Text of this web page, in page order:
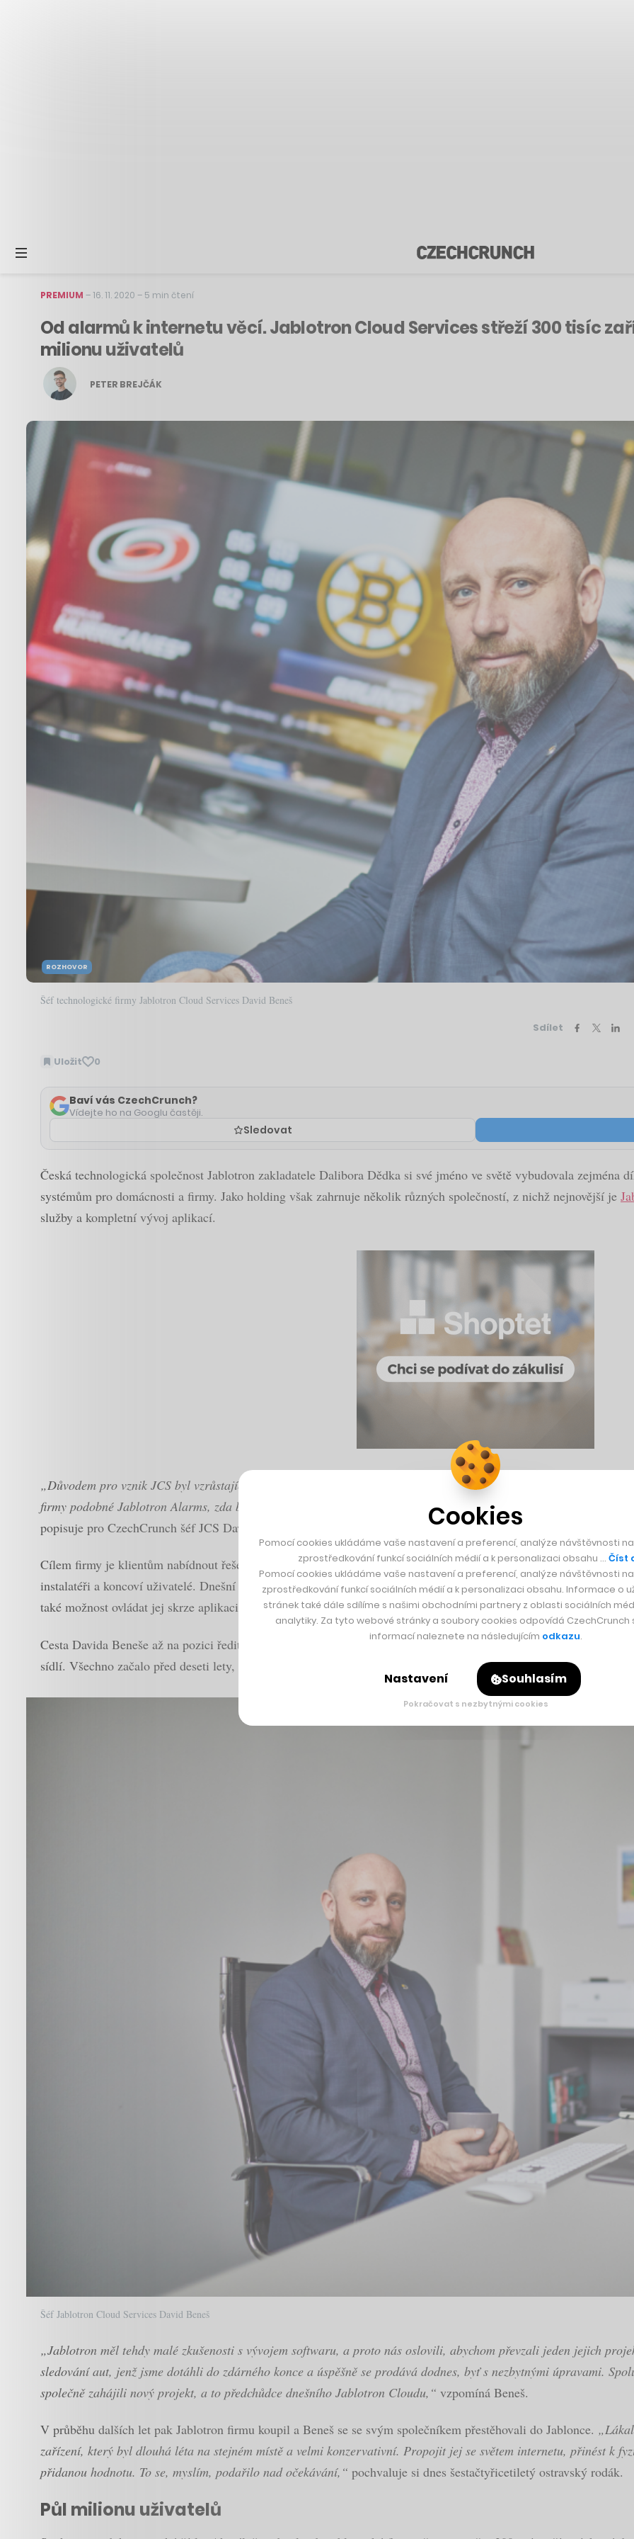
PREMIUM –16. 11. 2020 – 5 min čtení
Od alarmů k internetu věcí. Jablotron Cloud Services střeží 300 tisíc
milionu uživatelů
PETER BREJČÁK
ROZHOVOR
Šéf technologické firmy Jablotron Cloud Services David Beneš
Sdílet
Uložit 0
Baví vás CzechCrunch?
Vídejte ho na Googlu častěji.
Sledovat
Česká technologická společnost Jablotron zakladatele Dalibora Dědka si své jméno ve světě vybudovala zejména
systémům pro domácnosti a firmy. Jako holding však zahrnuje několik různých společností, z nichž nejnovější je
služby a kompletní vývoj aplikací.
„Důvodem pro vznik JCS byl vzrůstající rozruch okolo světa internetu věcí, ve kterém jsme reálně od spuštění
firmy podobné Jablotron Alarms, zda bychom pro ně neudělali stejnou softwarovou podporu, proto jsme se loni
popisuje pro CzechCrunch šéf JCS David Beneš.
Cílem firmy je klientům nabídnout řešení, se kterým mohou snadno a rychle doplnit svůj produkt o aplikaci pro
instalatéři a koncoví uživatelé. Dnešní doba, kdy se na internet připojuje už téměř všechno, totiž vyžaduje, aby
také možnost ovládat jej skrze aplikaci, nejčastěji z mobilu a na dálku.
Cesta Davida Beneše až na pozici ředitele JCS byla přitom relativně dlouhá, a to i vzdáleností, kdy se z rodné
sídlí. Všechno začalo před deseti lety, kdy měl s kamarádem menší firmu věnující se softwaru pro Pulty centrální
Šéf Jablotron Cloud Services David Beneš
„Jablotron měl tehdy malé zkušenosti s vývojem softwaru, a proto nás oslovili, abychom převzali jeden jejich
sledování aut, jenž jsme dotáhli do zdárného konce a úspěšně se prodává dodnes, byť s nezbytnými úpravami.
společně zahájili nový projekt, a to předchůdce dnešního Jablotron Cloudu,“ vzpomíná Beneš.
V průběhu dalších let pak Jablotron firmu koupil a Beneš se se svým společníkem přestěhovali do Jablonce.
zařízení, který byl dlouhá léta na stejném místě a velmi konzervativní. Propojit jej se světem internetu, přinést k
přidanou hodnotu. To se, myslím, podařilo nad očekávání,“ pochvaluje si dnes šestačtyřicetiletý ostravský rodák.
Půl milionu uživatelů
Cookies
Pomocí cookies ukládáme vaše nastavení a preferencí, analýze návštěvnosti
zprostředkování funkcí sociálních médií a k personalizaci obsahu … Číst
Pomocí cookies ukládáme vaše nastavení a preferencí, analýze návštěvnosti
zprostředkování funkcí sociálních médií a k personalizaci obsahu. Informace o
stránek také dále sdílíme s našimi obchodními partnery z oblasti sociálních
analytiky. Za tyto webové stránky a soubory cookies odpovídá CzechCrunch
informací naleznete na následujícím odkazu.
Nastavení Souhlasím
Pokračovat s nezbytnými cookies